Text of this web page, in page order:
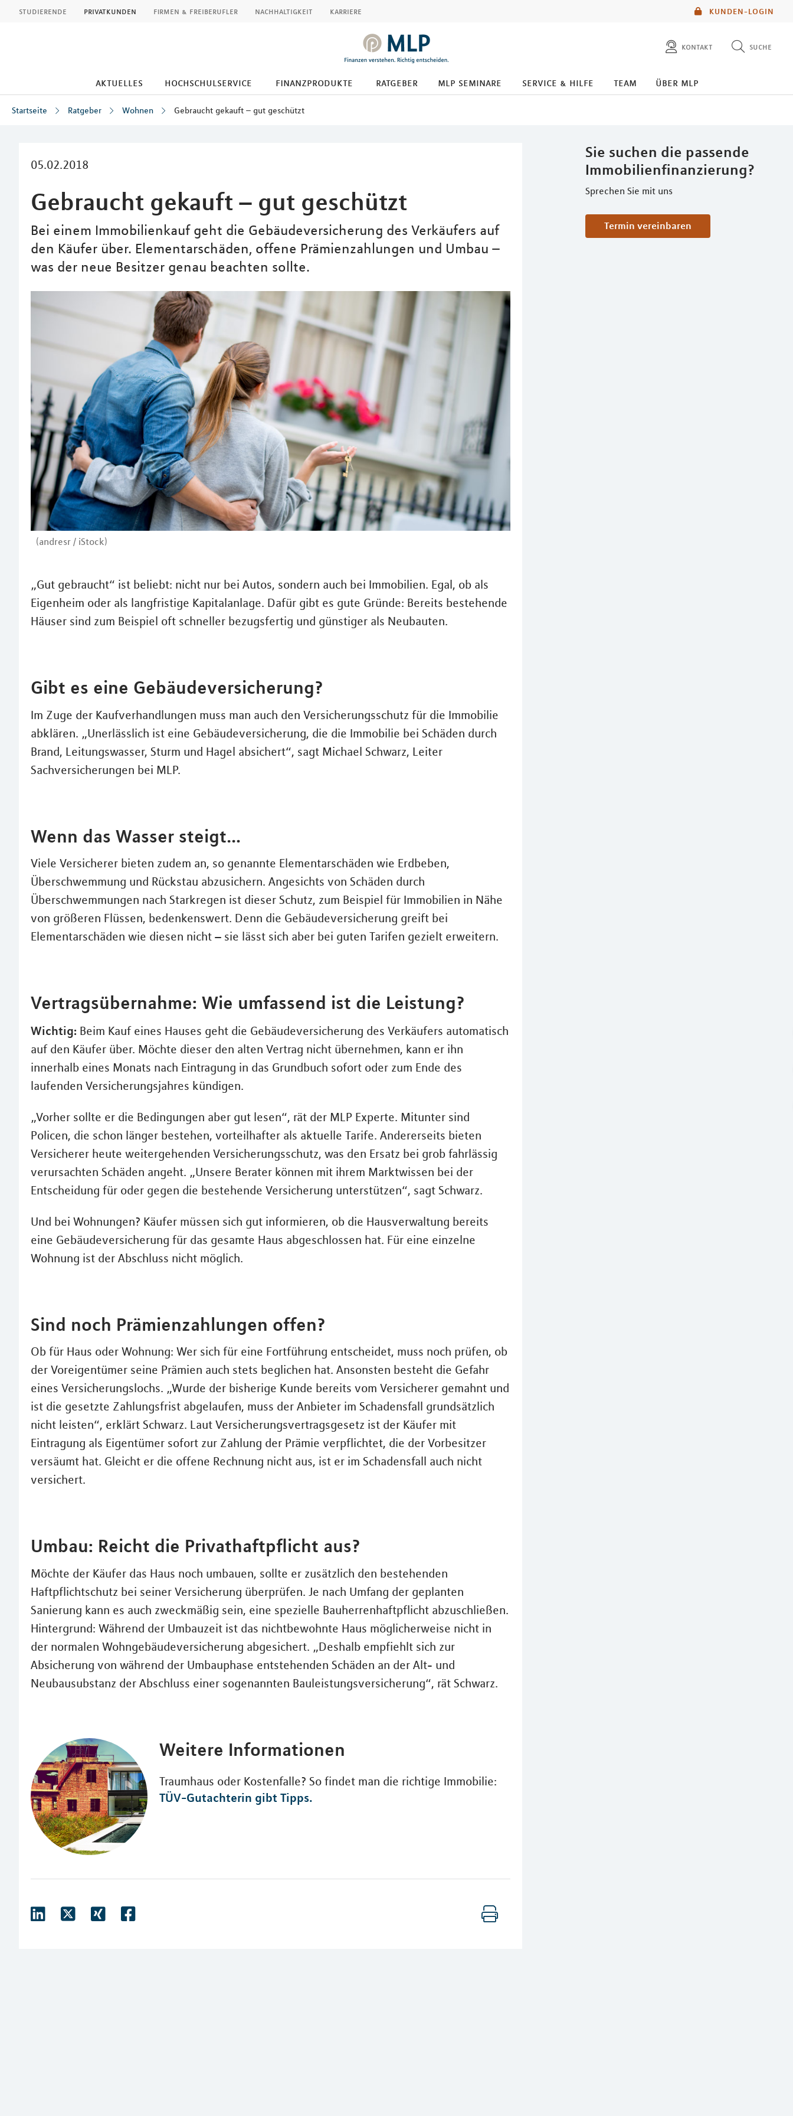
KUNDEN-LOGIN
studierende privatkunden firmen & freiberufler nachhaltigkeit karriere
kontakt suche
diese website durchsuchen
aktuelles hochschulservice finanzprodukte ratgeber mlp seminare service & hilfe team über mlp
Startseite Ratgeber Wohnen Gebraucht gekauft – gut geschützt
05.02.2018
Gebraucht gekauft – gut geschützt
Bei einem Immobilienkauf geht die Gebäudeversicherung des Verkäufers auf
den Käufer über. Elementarschäden, offene Prämienzahlungen und Umbau –
was der neue Besitzer genau beachten sollte.
(andresr / iStock)
Sie suchen die passende
Immobilienfinanzierung?
Sprechen Sie mit uns
Termin vereinbaren
„Gut gebraucht“ ist beliebt: nicht nur bei Autos, sondern auch bei Immobilien. Egal, ob als
Eigenheim oder als langfristige Kapitalanlage. Dafür gibt es gute Gründe: Bereits bestehende
Häuser sind zum Beispiel oft schneller bezugsfertig und günstiger als Neubauten.
Gibt es eine Gebäudeversicherung?
Im Zuge der Kaufverhandlungen muss man auch den Versicherungsschutz für die Immobilie
abklären. „Unerlässlich ist eine Gebäudeversicherung, die die Immobilie bei Schäden durch
Brand, Leitungswasser, Sturm und Hagel absichert“, sagt Michael Schwarz, Leiter
Sachversicherungen bei MLP.
Wenn das Wasser steigt…
Viele Versicherer bieten zudem an, so genannte Elementarschäden wie Erdbeben,
Überschwemmung und Rückstau abzusichern. Angesichts von Schäden durch
Überschwemmungen nach Starkregen ist dieser Schutz, zum Beispiel für Immobilien in Nähe
von größeren Flüssen, bedenkenswert. Denn die Gebäudeversicherung greift bei
Elementarschäden wie diesen nicht – sie lässt sich aber bei guten Tarifen gezielt erweitern.
Vertragsübernahme: Wie umfassend ist die Leistung?
Wichtig: Beim Kauf eines Hauses geht die Gebäudeversicherung des Verkäufers automatisch
auf den Käufer über. Möchte dieser den alten Vertrag nicht übernehmen, kann er ihn
innerhalb eines Monats nach Eintragung in das Grundbuch sofort oder zum Ende des
laufenden Versicherungsjahres kündigen.
„Vorher sollte er die Bedingungen aber gut lesen“, rät der MLP Experte. Mitunter sind
Policen, die schon länger bestehen, vorteilhafter als aktuelle Tarife. Andererseits bieten
Versicherer heute weitergehenden Versicherungsschutz, was den Ersatz bei grob fahrlässig
verursachten Schäden angeht. „Unsere Berater können mit ihrem Marktwissen bei der
Entscheidung für oder gegen die bestehende Versicherung unterstützen“, sagt Schwarz.
Und bei Wohnungen? Käufer müssen sich gut informieren, ob die Hausverwaltung bereits
eine Gebäudeversicherung für das gesamte Haus abgeschlossen hat. Für eine einzelne
Wohnung ist der Abschluss nicht möglich.
Sind noch Prämienzahlungen offen?
Ob für Haus oder Wohnung: Wer sich für eine Fortführung entscheidet, muss noch prüfen, ob
der Voreigentümer seine Prämien auch stets beglichen hat. Ansonsten besteht die Gefahr
eines Versicherungslochs. „Wurde der bisherige Kunde bereits vom Versicherer gemahnt und
ist die gesetzte Zahlungsfrist abgelaufen, muss der Anbieter im Schadensfall grundsätzlich
nicht leisten“, erklärt Schwarz. Laut Versicherungsvertragsgesetz ist der Käufer mit
Eintragung als Eigentümer sofort zur Zahlung der Prämie verpflichtet, die der Vorbesitzer
versäumt hat. Gleicht er die offene Rechnung nicht aus, ist er im Schadensfall auch nicht
versichert.
Umbau: Reicht die Privathaftpflicht aus?
Möchte der Käufer das Haus noch umbauen, sollte er zusätzlich den bestehenden
Haftpflichtschutz bei seiner Versicherung überprüfen. Je nach Umfang der geplanten
Sanierung kann es auch zweckmäßig sein, eine spezielle Bauherrenhaftpflicht abzuschließen.
Hintergrund: Während der Umbauzeit ist das nichtbewohnte Haus möglicherweise nicht in
der normalen Wohngebäudeversicherung abgesichert. „Deshalb empfiehlt sich zur
Absicherung von während der Umbauphase entstehenden Schäden an der Alt- und
Neubausubstanz der Abschluss einer sogenannten Bauleistungsversicherung“, rät Schwarz.
Weitere Informationen
Traumhaus oder Kostenfalle? So findet man die richtige Immobilie:
TÜV-Gutachterin gibt Tipps.